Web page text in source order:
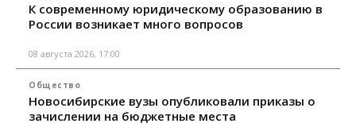
К современному юридическому образованию в
России возникает много вопросов
08 августа 2026, 17:00
Общество
Новосибирские вузы опубликовали приказы о
зачислении на бюджетные места